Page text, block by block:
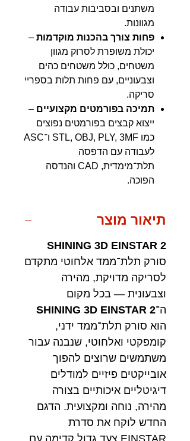
משתנים ובסביבות עבודה
מגוונות.
פחות צורך בהכנות מוקדמות –
יכולת משופרת לסרוק מגוון
משטחים, כולל משטחים כהים
וצבעוניים, עם פחות תלות בספריי
סריקה.
תמיכה בפורמטים מקצועיים –
ייצוא קבצים בפורמטים נפוצים
כמו STL, OBJ, PLY, 3MF ו־ASC
לעבודה עם הדפסה
תלת־מימדית, CAD והנדסה
הפוכה.
תיאור מוצר
SHINING 3D EINSTAR 2
סורק תלת־ממד אלחוטי מתקדם
לסריקה מדויקת, מהירה
וצבעונית — בכל מקום
ה־SHINING 3D EINSTAR 2
הוא סורק תלת־ממד ידני,
קומפקטי ואלחוטי, שנבנה עבור
משתמשים שרוצים להפוך
אובייקטים פיזיים למודלים
דיגיטליים איכותיים בצורה
מהירה, נוחה ומקצועית. הדגם
החדש לוקח את סדרת
EINSTAR צעד גדול קדימה עם